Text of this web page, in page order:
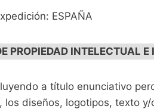
ESPAÑA
PROPIEDAD INTELECTUAL
a título enunciativo
los diseños, logotipos, texto